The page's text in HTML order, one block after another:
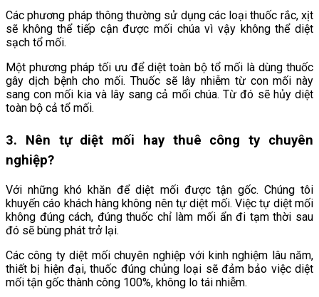
Các phương pháp thông thường sử dụng các loại thuốc rắc, xịt
sẽ không thể tiếp cận được mối chúa vì vậy không thể diệt
sạch tổ mối.
Một phương pháp tối ưu để diệt toàn bộ tổ mối là dùng thuốc
gây dịch bệnh cho mối. Thuốc sẽ lây nhiễm từ con mối này
sang con mối kia và lây sang cả mối chúa. Từ đó sẽ hủy diệt
toàn bộ cả tổ mối.
3. Nên tự diệt mối hay thuê công ty chuyên
nghiệp?
Với những khó khăn để diệt mối được tận gốc. Chúng tôi
khuyến cáo khách hàng không nên tự diệt mối. Việc tự diệt mối
không đúng cách, đúng thuốc chỉ làm mối ẩn đi tạm thời sau
đó sẽ bùng phát trở lại.
Các công ty diệt mối chuyên nghiệp với kinh nghiệm lâu năm,
thiết bị hiện đại, thuốc đúng chủng loại sẽ đảm bảo việc diệt
mối tận gốc thành công 100%, không lo tái nhiễm.